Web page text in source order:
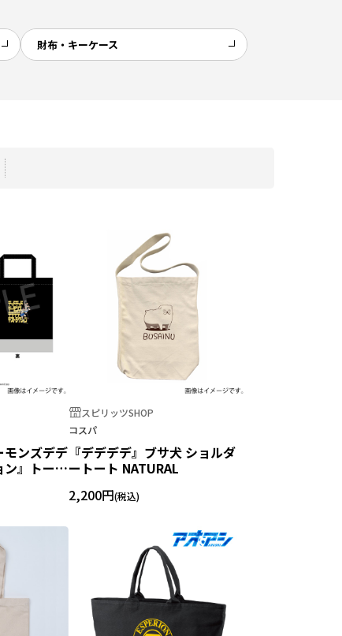
財布・キーケース
モンズデデ
』トート
スピリッツSHOP
コスパ
『デデデデ』ブサ犬 ショルダ
ートート NATURAL
2,200円